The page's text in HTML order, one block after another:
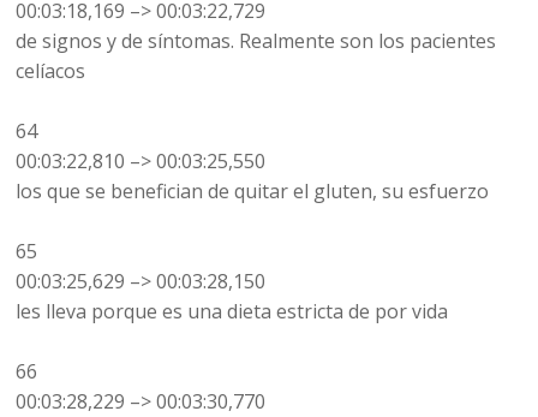
00:03:18,169 –> 00:03:22,729
de signos y de síntomas. Realmente son los pacientes
celíacos
64
00:03:22,810 –> 00:03:25,550
los que se benefician de quitar el gluten, su esfuerzo
65
00:03:25,629 –> 00:03:28,150
les lleva porque es una dieta estricta de por vida
66
00:03:28,229 –> 00:03:30,770